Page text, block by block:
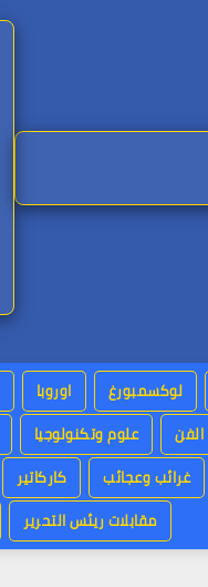
لوكسمبورغ اوروبا
الفن علوم وتكنولوجيا
غرائب وعجائب كاركاتير
مقابلات ريئس التحرير